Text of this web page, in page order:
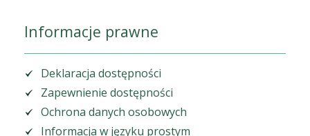
Informacje prawne
Deklaracja dostępności
Zapewnienie dostępności
Ochrona danych osobowych
Informacja w języku prostym